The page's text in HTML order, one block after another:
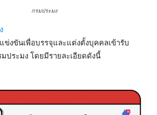
กรมประมง
ข่งขันเพื่อบรรจุและแต่งตั้งบุคคลเข้ารับ
ประมง โดยมีรายละเอียดดังนี้